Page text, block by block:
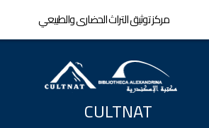
CULTNAT
مركز توثيق التراث الحضارى والطبيعي
مركز توثيق التراث الحضارى والطبيعي